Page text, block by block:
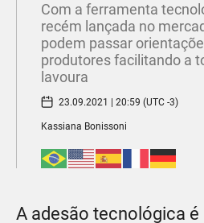
Com a ferramenta
recém lançada no
podem passar
produtores facilitando a
lavoura
23.09.2021 | 20:59 (UTC -3)
Kassiana Bonissoni
A adesão tecnológica